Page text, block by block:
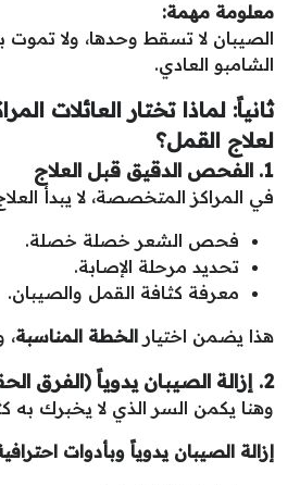
معلومة مهمة:
الصيبان لا تسقط وحدها، ولا تموت
الشامبو العادي.
ثانياً: لماذا تختار العائلات
لعلاج القمل؟
1. الفحص الدقيق قبل العلاج
في المراكز المتخصصة، لا يبدأ
فحص الشعر خصلة خصلة.
تحديد مرحلة الإصابة.
معرفة كثافة القمل والصيبان.
هذا يضمن اختيار الخطة المناسبة،
2. إزالة الصيبان يدوياً (الفرق الحقيقي)
وهنا يكمن السر الذي لا يخبرك به
إزالة الصيبان يدوياً وبأدوات